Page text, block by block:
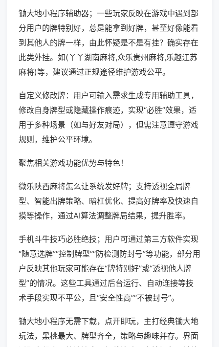
锄大地小程序辅助器；一些玩家反映在游戏中遇到部
分用户的牌特别好，总是能拿到好牌，甚至好像能看
到其他人的牌一样，由此怀疑是不是有挂？确实存在
此类外挂。如(丫丫湖南麻将,众乐贵州麻将,乐趣江苏
麻将)等，建议通过正规途径维护游戏公平。
自定义修改牌：用户可输入需求生成专用辅助工具，
修改自身牌型或隐藏操作痕迹，实现“必胜”效果，适
用于多种场景（如与好友对局），但需注意遵守游戏
规则，维护公平环境。
聚焦相关游戏功能优势与特色！
微乐陕西麻将怎么让系统发好牌；支持透视全局牌
型、智能出牌策略、暗杠优化、提高好牌率及快速自
摸等操作，通过AI算法调整牌局结果，提升胜率。
手机斗牛技巧必胜绝技；用户可通过第三方软件实现
“随意选牌”“控制牌型”“防检测防封号”等功能，部分用
户反映其他玩家可能存在“牌特别好”或“透视他人牌
型”的情况。这些工具通过后台运行、自动连接等技
术手段实现不平公，且“安全性高”“不被封号”。
锄大地小程序无需下载，点开即玩，主打经典锄大地
玩法，黑桃最大、牌型齐全，策略与趣味并存。界面